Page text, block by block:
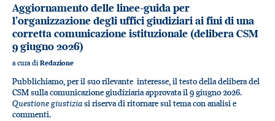
Aggiornamento delle linee-guida per
l’organizzazione degli uffici giudiziari ai fini di una
corretta comunicazione istituzionale (delibera CSM
9 giugno 2026)
a cura di Redazione
Pubblichiamo, per il suo rilevante interesse, il testo della delibera del
CSM sulla comunicazione giudiziaria approvata il 9 giugno 2026.
Questione giustiziasi riserva di ritornare sul tema con analisi e
commenti.